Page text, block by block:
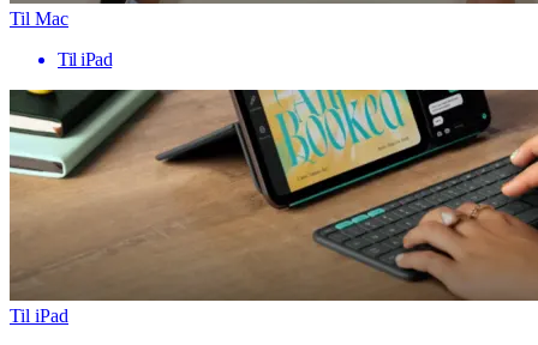
Til Mac
Til iPad
Til iPad